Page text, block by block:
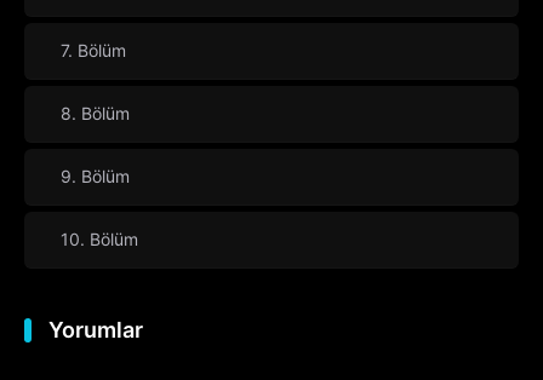
7. Bölüm
8. Bölüm
9. Bölüm
10. Bölüm
Yorumlar